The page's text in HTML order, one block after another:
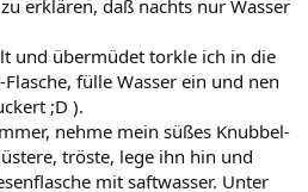
erklären, daß nachts nur Wasser
und übermüdet torkle ich in die
fülle Wasser ein und nen
;D ).
nehme mein süßes Knubbel-
tröste, lege ihn hin und
mit saftwasser. Unter